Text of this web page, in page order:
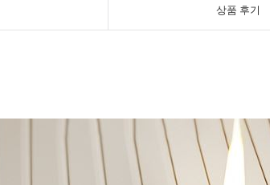
상품 후기